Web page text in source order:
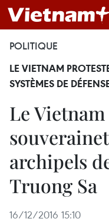
POLITIQUE
LE VIETNAM
SYSTÈMES DE
Le
archipels
Truong Sa
16/12/2016 15:10